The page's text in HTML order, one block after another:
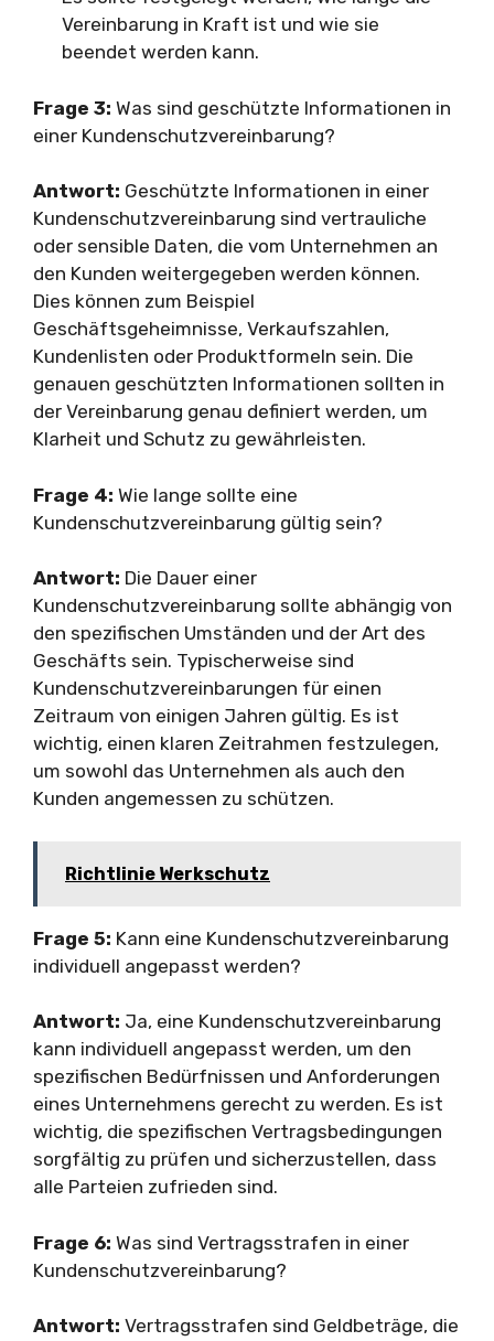
Vereinbarung in Kraft ist und wie sie
beendet werden kann.
Frage 3: Was sind geschützte Informationen in
einer Kundenschutzvereinbarung?
Antwort: Geschützte Informationen in einer
Kundenschutzvereinbarung sind vertrauliche
oder sensible Daten, die vom Unternehmen an
den Kunden weitergegeben werden können.
Dies können zum Beispiel
Geschäftsgeheimnisse, Verkaufszahlen,
Kundenlisten oder Produktformeln sein. Die
genauen geschützten Informationen sollten in
der Vereinbarung genau definiert werden, um
Klarheit und Schutz zu gewährleisten.
Frage 4: Wie lange sollte eine
Kundenschutzvereinbarung gültig sein?
Antwort: Die Dauer einer
Kundenschutzvereinbarung sollte abhängig von
den spezifischen Umständen und der Art des
Geschäfts sein. Typischerweise sind
Kundenschutzvereinbarungen für einen
Zeitraum von einigen Jahren gültig. Es ist
wichtig, einen klaren Zeitrahmen festzulegen,
um sowohl das Unternehmen als auch den
Kunden angemessen zu schützen.
Richtlinie Werkschutz
Frage 5: Kann eine Kundenschutzvereinbarung
individuell angepasst werden?
Antwort: Ja, eine Kundenschutzvereinbarung
kann individuell angepasst werden, um den
spezifischen Bedürfnissen und Anforderungen
eines Unternehmens gerecht zu werden. Es ist
wichtig, die spezifischen Vertragsbedingungen
sorgfältig zu prüfen und sicherzustellen, dass
alle Parteien zufrieden sind.
Frage 6: Was sind Vertragsstrafen in einer
Kundenschutzvereinbarung?
Antwort: Vertragsstrafen sind Geldbeträge, die